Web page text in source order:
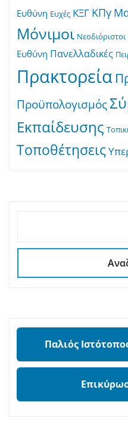
Ευθύνη Ευχές ΚΞΓ ΚΠγ
Μόνιμοι Νεοδιόριστοι
Ευθύνη Πανελλαδικές
Πρακτορεία
Προϋπολογισμός
Εκπαίδευσης
Τοποθέτησεις
Παλιός